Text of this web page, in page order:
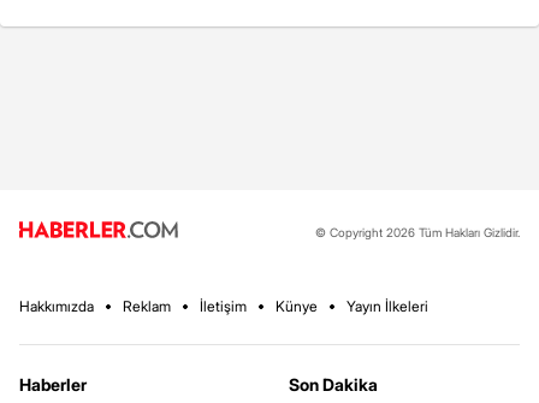
© Copyright 2026 Tüm Hakları Gizlidir.
Hakkımızda Reklam İletişim Künye Yayın İlkeleri
Haberler
Son Dakika